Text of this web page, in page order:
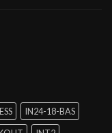
IN24-18-BAS